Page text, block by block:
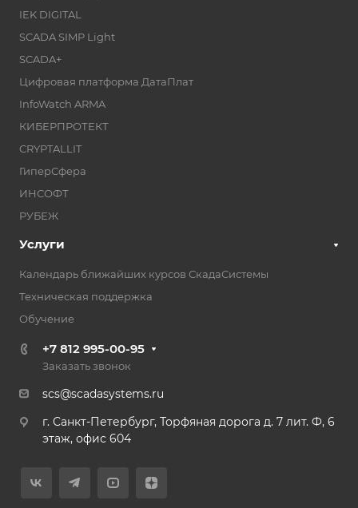
IEK DIGITAL
SCADA SIMP Light
SCADA+
Цифровая платформа ДатаПлат
InfoWatch ARMA
КИБЕРПРОТЕКТ
CRYPTALLIT
ГиперСфера
ИНСОФТ
РУБЕЖ
Услуги
Календарь ближайших курсов СкадаСистемы
Техническая поддержка
Обучение
+7 812 995-00-95
Заказать звонок
scs@scadasystems.ru
г. Санкт-Петербург, Торфяная дорога д. 7 лит. Ф, 6
этаж, офис 604